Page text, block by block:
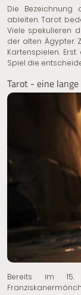
Die
ableiten. Tarot
Viele spekulieren
der alten Ägypter.
Kartenspielen.
Spiel die
Tarot - eine
Bereits im 15.